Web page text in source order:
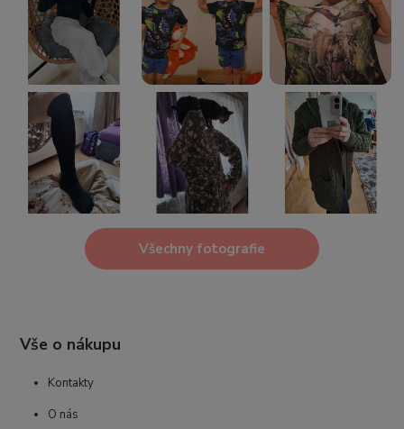
Všechny fotografie
Vše o nákupu
Kontakty
O nás